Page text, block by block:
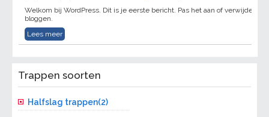
Welkom bij WordPress. Dit is je eerste bericht. Pas het aan of verwijder
bloggen.
Lees meer
Trappen soorten
Halfslag trappen(2)